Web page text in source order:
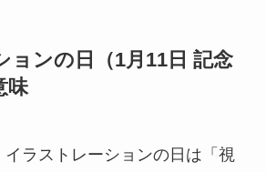
ョンの日（1月11日 記念
味
ラストレーションの日は「視